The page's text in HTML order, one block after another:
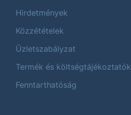
Hirdetmények
Közzétételek
Üzletszabályzat
Termék és költségtájékoztatók
Fenntarthatóság